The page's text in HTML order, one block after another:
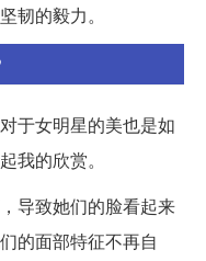
韧的毅力。
于女明星的美也是如
我的欣赏。
导致她们的脸看起来
的面部特征不再自